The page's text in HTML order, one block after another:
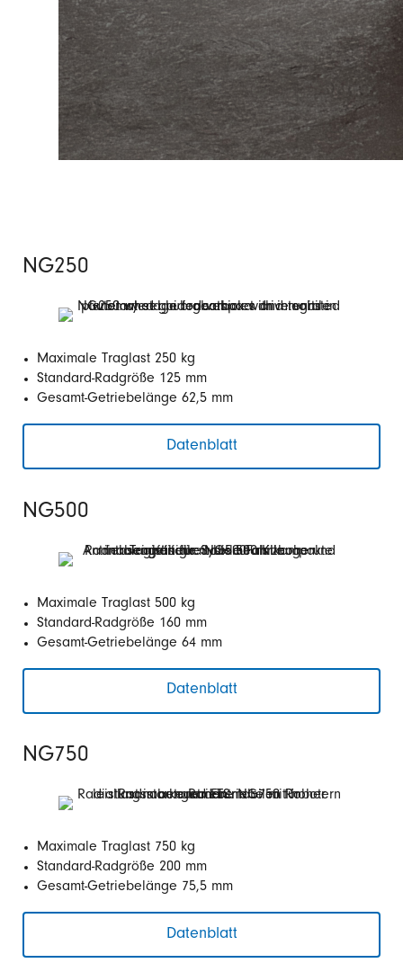
NG250
Maximale Traglast 250 kg
Standard-Radgröße 125 mm
Gesamt-Getriebelänge 62,5 mm
Datenblatt
NG500
Maximale Traglast 500 kg
Standard-Radgröße 160 mm
Gesamt-Getriebelänge 64 mm
Datenblatt
NG750
Maximale Traglast 750 kg
Standard-Radgröße 200 mm
Gesamt-Getriebelänge 75,5 mm
Datenblatt